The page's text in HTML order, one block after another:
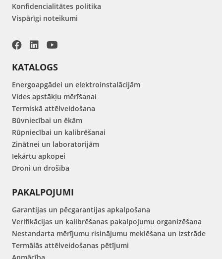
Konfidencialitātes politika
Vispārīgi noteikumi
KATALOGS
Energoapgādei un elektroinstalācijām
Vides apstākļu mērīšanai
Termiskā attēlveidošana
Būvniecībai un ēkām
Rūpniecībai un kalibrēšanai
Zinātnei un laboratorijām
Iekārtu apkopei
Droni un drošība
PAKALPOJUMI
Garantijas un pēcgarantijas apkalpošana
Verifikācijas un kalibrēšanas pakalpojumu organizēšana
Nestandarta mērījumu risinājumu meklēšana un izstrāde
Termālās attēlveidošanas pētījumi